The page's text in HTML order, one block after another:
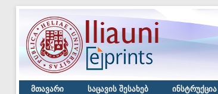
მთავარი საცავის შესახებ ინსტრუქცია